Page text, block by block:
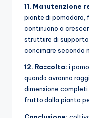
11. Manutenzione
piante di pomodoro,
continuano a
strutture di supporto
concimare secondo
12. Raccolta: i
quando avranno
dimensione
frutto dalla pianta